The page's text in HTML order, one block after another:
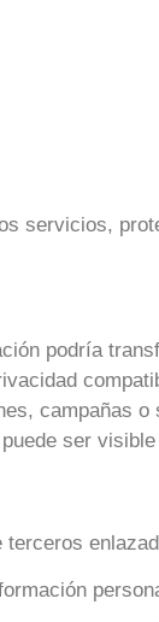
servicios,
podría
campañas o
ser